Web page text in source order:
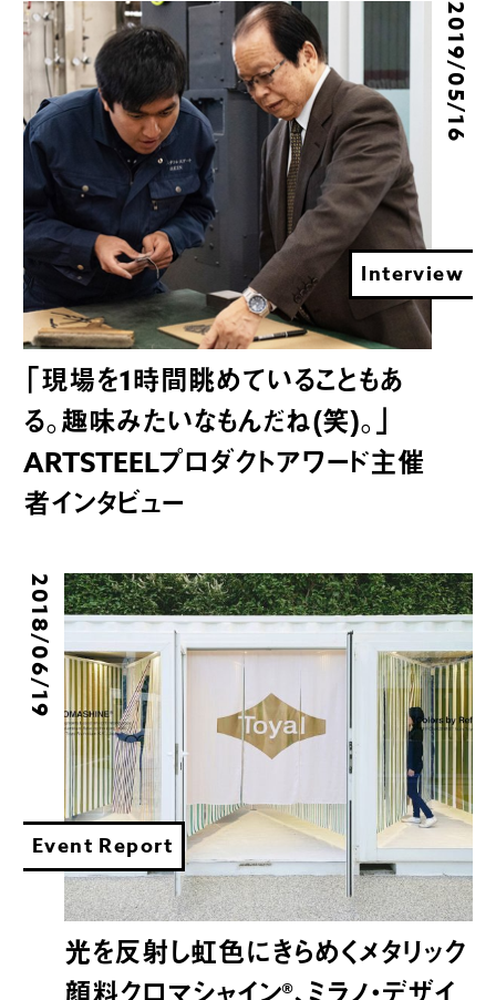
Interview
2019/05/16
「現場を1時間眺めていることもあ
る。趣味みたいなもんだね(笑)。」
ARTSTEELプロダクトアワード主催
者インタビュー
Event Report
2018/06/19
光を反射し虹色にきらめくメタリック